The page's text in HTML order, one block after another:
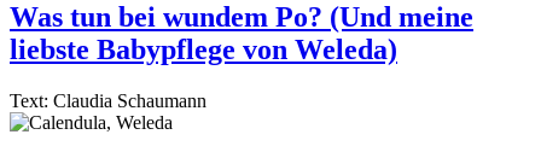
Was tun bei wundem Po? (Und meine
liebste Babypflege von Weleda)
Text: Claudia Schaumann